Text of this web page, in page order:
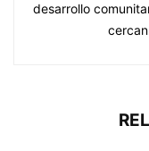
desarrollo